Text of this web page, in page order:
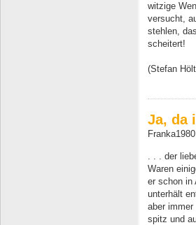
witzige
versucht,
stehlen,
scheitert!
(Stefan
Ja, da
. . . der
Waren
er schon in
unterhält
aber
spitz und